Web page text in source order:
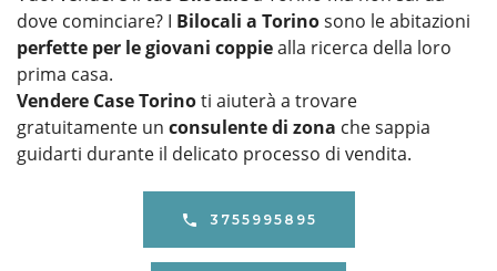
dove cominciare? I Bilocali a Torinosono le abitazioni
perfette per le giovani coppiealla ricerca della loro
prima casa.
Vendere Case Torinoti aiuterà a trovare
gratuitamente un consulente di zona che sappia
guidarti durante il delicato processo di vendita.
3755995895